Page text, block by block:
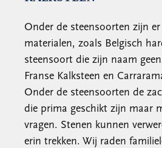
Onder de steensoorten zijn
materialen, zoals Belgisch
steensoort die zijn naam
Franse Kalksteen en
Onder de steensoorten de
die prima geschikt zijn maar
vragen. Stenen kunnen
erin trekken. Wij raden